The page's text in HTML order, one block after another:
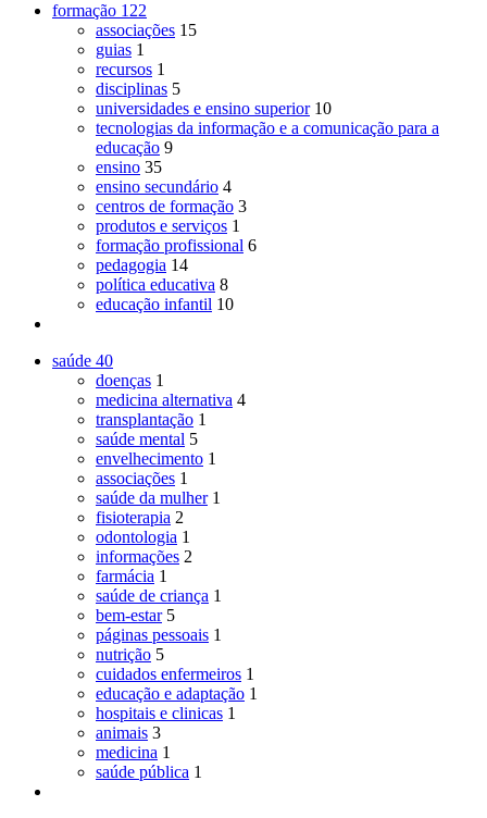
formação 122
associações 15
guias 1
recursos 1
disciplinas 5
universidades e ensino superior 10
tecnologias da informação e a comunicação para a
educação 9
ensino 35
ensino secundário 4
centros de formação 3
produtos e serviços 1
formação profissional 6
pedagogia 14
política educativa 8
educação infantil 10
saúde 40
doenças 1
medicina alternativa 4
transplantação 1
saúde mental 5
envelhecimento 1
associações 1
saúde da mulher 1
fisioterapia 2
odontologia 1
informações 2
farmácia 1
saúde de criança 1
bem-estar 5
páginas pessoais 1
nutrição 5
cuidados enfermeiros 1
educação e adaptação 1
hospitais e clinicas 1
animais 3
medicina 1
saúde pública 1